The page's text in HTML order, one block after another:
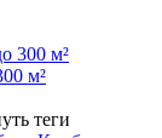
300 м²
м²
теги